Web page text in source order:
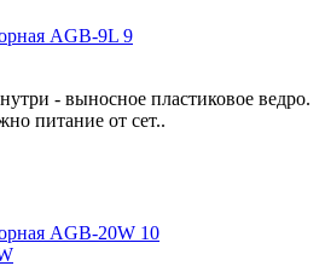
- выносное пластиковое ведро.
питание от сет..